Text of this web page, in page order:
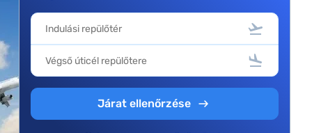
Járat ellenőrzése